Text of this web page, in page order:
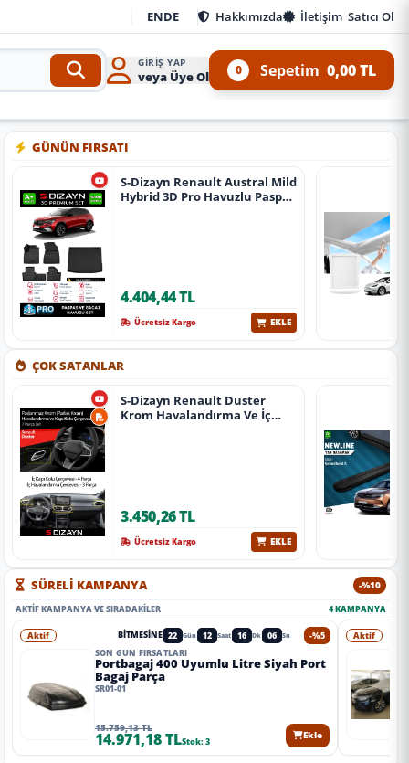
ENDE Hakkımızda İletişim Satıcı Ol
GIRIŞ YAP
veya Üye Ol 0 Sepetim 0,00 TL
GÜNÜN FIRSATI
S-Dizayn Renault Austral Mild
Hybrid 3D Pro Havuzlu Paspas
4.404,44 TL
Ücretsiz Kargo EKLE
ÇOK SATANLAR
S-Dizayn Renault Duster
Krom Havalandırma Ve İç
3.450,26 TL
Ücretsiz Kargo EKLE
SÜRELİ KAMPANYA -%10
AKTIF KAMPANYA VE SIRADAKILER 4 KAMPANYA
-%5
Aktif BITMESINE 22 Gün 12 Saat 16 Dk 04 Sn
SON GÜN FIRSATLARI
Portbagaj 400 Uyumlu Litre Siyah Port
Bagaj Parça
SR01-01
15.759,13 TL
14.971,18 TLStok: 3
Ekle
Aktif